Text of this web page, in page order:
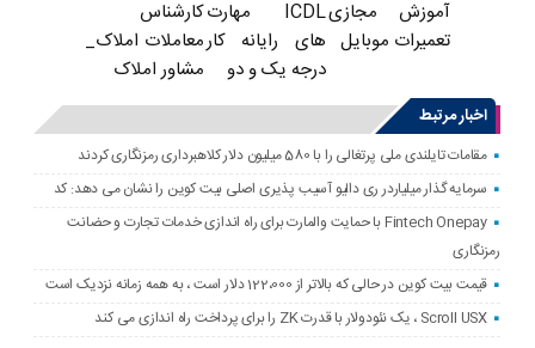
آموزش مجازی
تعمیرات موبایل
ICDL مهارت
های رایانه کار
درجه یک و دو
کارشناس
معاملات املاک_
مشاور املاک
اخبار مرتبط
مقامات تایلندی ملی پرتغالی را با 580 میلیون دلار کلاهبرداری رمزنگاری کردند
سرمایه گذار میلیاردر ری دالیو آسیب پذیری اصلی بیت کوین را نشان می دهد: کد
Fintech Onepay با حمایت والمارت برای راه اندازی خدمات تجارت و حضانت
رمزنگاری
قیمت بیت کوین در حالی که بالاتر از 122،000 دلار است ، به همه زمانه نزدیک است
Scroll USX ، یک نئودولار با قدرت ZK را برای پرداخت راه اندازی می کند